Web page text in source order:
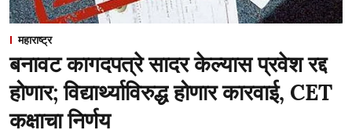
महाराष्ट्र
बनावट कागदपत्रे सादर केल्यास प्रवेश रद्द
होणार; विद्यार्थ्याविरुद्ध होणार कारवाई, CET
कक्षाचा निर्णय